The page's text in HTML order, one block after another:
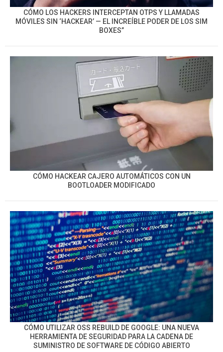
CÓMO LOS HACKERS INTERCEPTAN OTPS Y LLAMADAS
MÓVILES SIN ‘HACKEAR’ — EL INCREÍBLE PODER DE LOS SIM
BOXES”
CÓMO HACKEAR CAJERO AUTOMÁTICOS CON UN
BOOTLOADER MODIFICADO
CÓMO UTILIZAR OSS REBUILD DE GOOGLE: UNA NUEVA
HERRAMIENTA DE SEGURIDAD PARA LA CADENA DE
SUMINISTRO DE SOFTWARE DE CÓDIGO ABIERTO